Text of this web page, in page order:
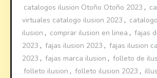
catalogos ilusion Otoño Otoño 2023 ,
virtuales catalogo ilusion 2023 ,
ilusion , comprar ilusion en linea , fajas
2023 , fajas ilusion 2023 , fajas ilusion
2023 , fajas marca ilusion , folleto de
folleto ilusion , folleto ilusion 2023 ,